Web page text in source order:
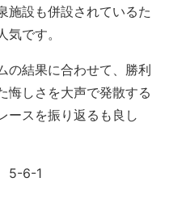
施設も併設されているた
です。
の結果に合わせて、勝利
悔しさを大声で発散する
ースを振り返るも良し
5-6-1